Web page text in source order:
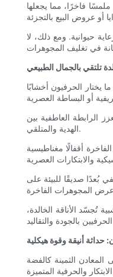
فاخرًا، مما يجعلها
حيوانية. ومع ذلك، لا
تلتقي بالجمال الطبيعي
يختار الحرفيون أخشابًا
الرابطة العاطفية بين
الهدية والمتلقي.
أقفالًا مغناطيسية
بُعدًا صديقًا للبيئة على
تُجسّد الأناقة الخالدة،
حداثة أنيقة وقوة هيكلية
المعادن الثمينة كالفضة